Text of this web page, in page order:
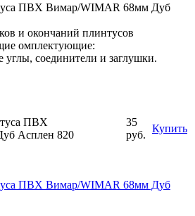
ПВХ Вимар/WIMAR 68мм Дуб
и окончаний плинтусов
омплектующие:
соединители и заглушки.
ПВХ
Асплен 820
35
руб.
Купить
ПВХ Вимар/WIMAR 68мм Дуб